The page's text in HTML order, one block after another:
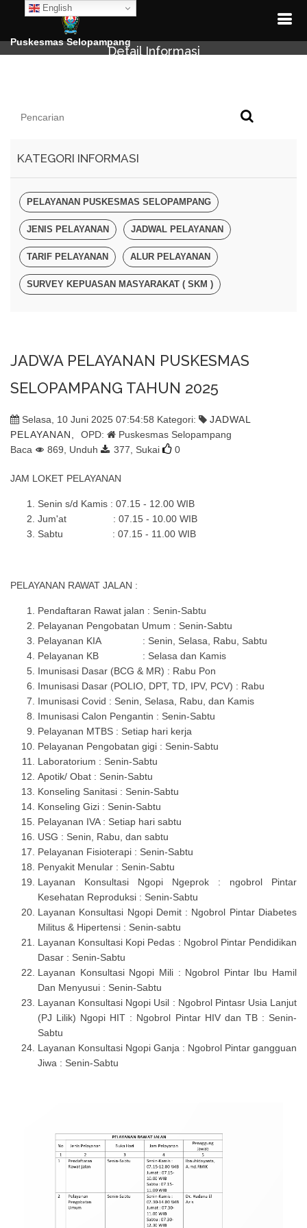
English
Puskesmas Selopampang
Detail Informasi
KATEGORI INFORMASI
PELAYANAN PUSKESMAS SELOPAMPANG
JENIS PELAYANAN JADWAL PELAYANAN
TARIF PELAYANAN ALUR PELAYANAN
SURVEY KEPUASAN MASYARAKAT ( SKM )
JADWA PELAYANAN PUSKESMAS
SELOPAMPANG TAHUN 2025
Selasa, 10 Juni 2025 07:54:58 Kategori:
JADWAL
PELAYANAN,
OPD:
Puskesmas Selopampang
Baca
869, Unduh 377, Sukai 0
JAM LOKET PELAYANAN
Senin s/d Kamis : 07.15 - 12.00 WIB
Jum'at : 07.15 - 10.00 WIB
Sabtu : 07.15 - 11.00 WIB
PELAYANAN RAWAT JALAN :
Pendaftaran Rawat jalan : Senin-Sabtu
Pelayanan Pengobatan Umum : Senin-Sabtu
Pelayanan KIA : Senin, Selasa, Rabu, Sabtu
Pelayanan KB : Selasa dan Kamis
Imunisasi Dasar (BCG & MR) : Rabu Pon
Imunisasi Dasar (POLIO, DPT, TD, IPV, PCV) : Rabu
Imunisasi Covid : Senin, Selasa, Rabu, dan Kamis
Imunisasi Calon Pengantin : Senin-Sabtu
Pelayanan MTBS : Setiap hari kerja
Pelayanan Pengobatan gigi : Senin-Sabtu
Laboratorium : Senin-Sabtu
Apotik/ Obat : Senin-Sabtu
Konseling Sanitasi : Senin-Sabtu
Konseling Gizi : Senin-Sabtu
Pelayanan IVA : Setiap hari sabtu
USG : Senin, Rabu, dan sabtu
Pelayanan Fisioterapi : Senin-Sabtu
Penyakit Menular : Senin-Sabtu
Layanan Konsultasi Ngopi Ngeprok : ngobrol Pintar
Kesehatan Reproduksi : Senin-Sabtu
Layanan Konsultasi Ngopi Demit : Ngobrol Pintar Diabetes
Militus & Hipertensi : Senin-sabtu
Layanan Konsultasi Kopi Pedas : Ngobrol Pintar Pendidikan
Dasar : Senin-Sabtu
Layanan Konsultasi Ngopi Mili : Ngobrol Pintar Ibu Hamil
Dan Menyusui : Senin-Sabtu
Layanan Konsultasi Ngopi Usil : Ngobrol Pintasr Usia Lanjut
(PJ Lilik) Ngopi HIT : Ngobrol Pintar HIV dan TB : Senin-
Sabtu
Layanan Konsultasi Ngopi Ganja : Ngobrol Pintar gangguan
Jiwa : Senin-Sabtu